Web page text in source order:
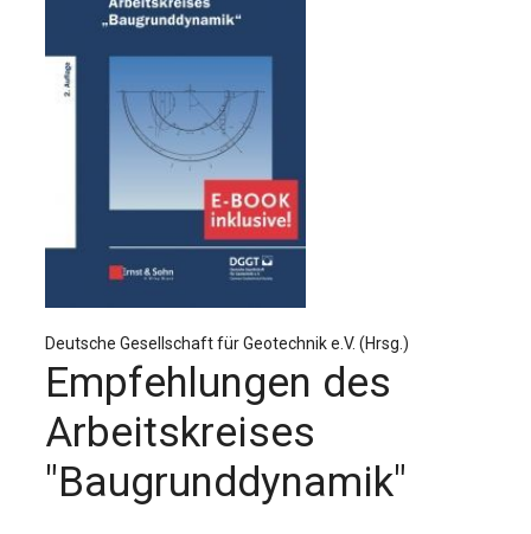
Fachgebiete
Produkte
Sprache / Language: EN
Deutsche Gesellschaft für Geotechnik e.V. (Hrsg.)
Empfehlungen des
Arbeitskreises
"Baugrunddynamik"